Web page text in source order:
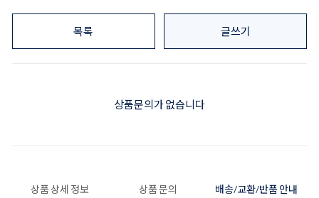
목록 글쓰기
상품문의가 없습니다
상품 상세 정보 상품 문의 배송/교환/반품 안내